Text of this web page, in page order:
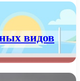
видов